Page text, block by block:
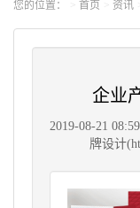
您的位置： 首页 资讯
企业
2019-08-21
牌设计